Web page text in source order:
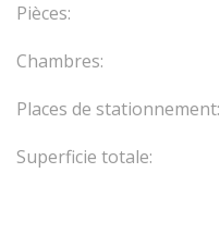
Pièces:
Chambres:
Places de stationnement:
Superficie totale: